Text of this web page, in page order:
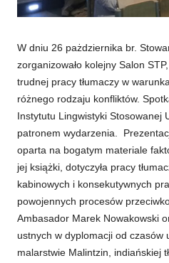
W dniu 26 pażdziernika br.
zorganizowało kolejny Salon
trudnej pracy tłumaczy w
różnego rodzaju konfliktów.
Instytutu Lingwistyki Stosowanej
patronem wydarzenia.
oparta na bogatym materiale
jej książki, dotyczyła pracy
kabinowych i konsekutywnych
powojennych procesów
Ambasador Marek Nowakowski
ustnych w dyplomacji od czasów
malarstwie Malintzin, indiańskiej